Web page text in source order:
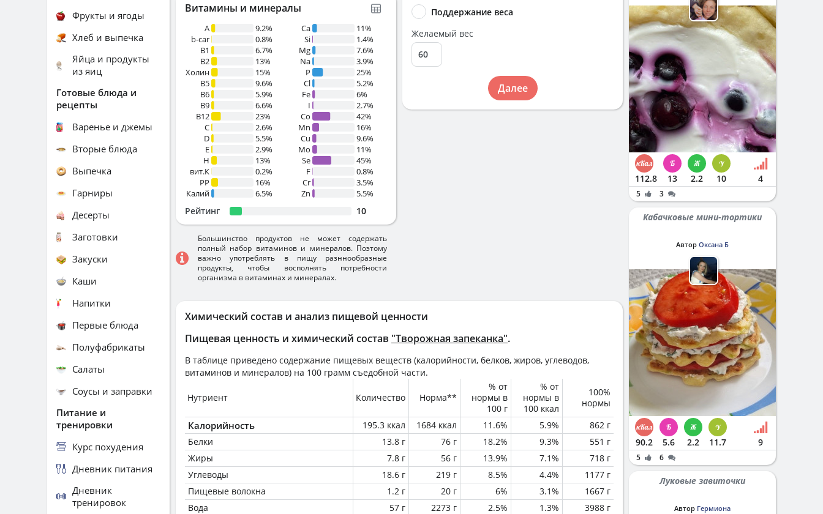
Химический состав и анализ пищевой ценности
Пищевая ценность и химический состав "Творожная запеканка".
В таблице приведено содержание пищевых веществ (калорийности, белков, жиров, углеводов,
витаминов и минералов) на 100 грамм съедобной части.
Нутриент Количество Норма**
% от
нормы в
100 г
% от
нормы в
100 ккал
100%
нормы
Калорийность 195.3 ккал 1684 ккал 11.6% 5.9%
862 г
Белки
13.8 г 76 г 18.2% 9.3%
551 г
Жиры
7.8 г 56 г 13.9% 7.1%
718 г
Углеводы
18.6 г 219 г 8.5% 4.4%
1177 г
Пищевые волокна
1.2 г 20 г 6% 3.1%
1667 г
Вода
57 г 2273 г 2.5% 1.3%
3988 г
Витамины и минералы
A
9.2%
b-car
0.8%
В1
6.7%
B2
13%
Холин
15%
B5
9.6%
B6
5.9%
B9
6.6%
B12
23%
C
2.6%
D
5.5%
E
2.9%
H
13%
вит.К
0.2%
PP
16%
Калий
6.5%
Ca
11%
Si
1.4%
Mg
7.6%
Na
3.9%
P
25%
Cl
5.2%
Fe
6%
I
2.7%
Co
42%
Mn
16%
Cu
9.6%
Mo
11%
Se
45%
F
0.8%
Cr
3.5%
Zn
5.5%
Рейтинг 10
Большинство продуктов не может содержать
полный набор витаминов и минералов. Поэтому
важно употреблять в пищу разннообразные
продукты, чтобы восполнять потребности
организма в витаминах и минералах.
Поддержание веса
Желаемый вес
Далее
Фрукты и ягоды
Хлеб и выпечка
Яйца и продукты
из яиц
Готовые блюда и
рецепты
Варенье и джемы
Вторые блюда
Выпечка
Гарниры
Десерты
Заготовки
Закуски
Каши
Напитки
Первые блюда
Полуфабрикаты
Салаты
Соусы и заправки
Питание и
тренировки
Курс похудения
Дневник питания
Дневник
тренировок
112.8 13 2.2 10 4
5 3
Кабачковые мини-тортики
Автор Оксана Б
90.2 5.6 2.2 11.7 9
5 6
Луковые завиточки
Автор Гермиона